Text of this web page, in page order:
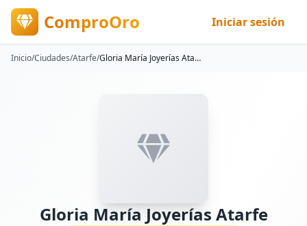
ComproOro Iniciar sesión
Inicio/Ciudades/Atarfe/ Gloria María Joyerías Atarfe
Gloria María Joyerías Atarfe